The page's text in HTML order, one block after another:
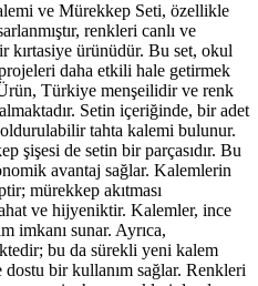
ve Mürekkep Seti, özellikle
renkleri canlı ve
kırtasiye ürünüdür. Bu set, okul
daha etkili hale getirmek
Türkiye menşeilidir ve renk
Setin içeriğinde, bir adet
tahta kalemi bulunur.
şişesi de setin bir parçasıdır. Bu
avantaj sağlar. Kalemlerin
mürekkep akıtması
ve hijyeniktir. Kalemler, ince
imkanı sunar. Ayrıca,
bu da sürekli yeni kalem
bir kullanım sağlar. Renkleri